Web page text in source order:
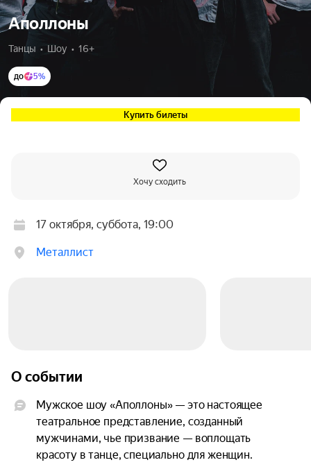
Аполлоны
Танцы  •  Шоу  •  16+
до 5%
Купить билеты
Хочу сходить
17 октября, суббота, 19:00
Металлист
О событии
Мужское шоу «Аполлоны» — это настоящее
театральное представление, созданный
мужчинами, чье призвание — воплощать
красоту в танце, специально для женщин.